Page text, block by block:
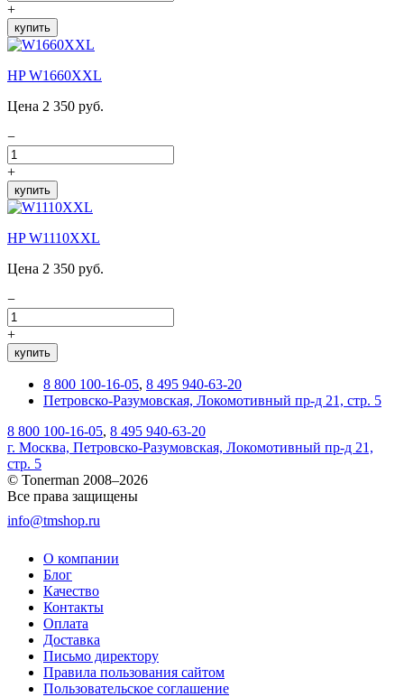
+
купить
HP W1660XXL
Цена 2 350 руб.
−
+
купить
HP W1110XXL
Цена 2 350 руб.
−
+
купить
8 800 100-16-05, 8 495 940-63-20
Петровско-Разумовская, Локомотивный пр-д 21, стр. 5
8 800 100-16-05, 8 495 940-63-20
г. Москва, Петровско-Разумовская, Локомотивный пр-д 21,
стр. 5
© Tonerman 2008–2026
Все права защищены
info@tmshop.ru
О компании
Блог
Качество
Контакты
Оплата
Доставка
Письмо директору
Правила пользования сайтом
Пользовательское соглашение